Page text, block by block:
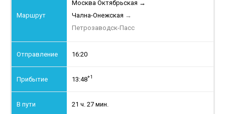
Москва Октябрьская →
Чална-Онежская →
Петрозаводск-Пасс
16:20
13:48+1
21 ч. 27 мин.